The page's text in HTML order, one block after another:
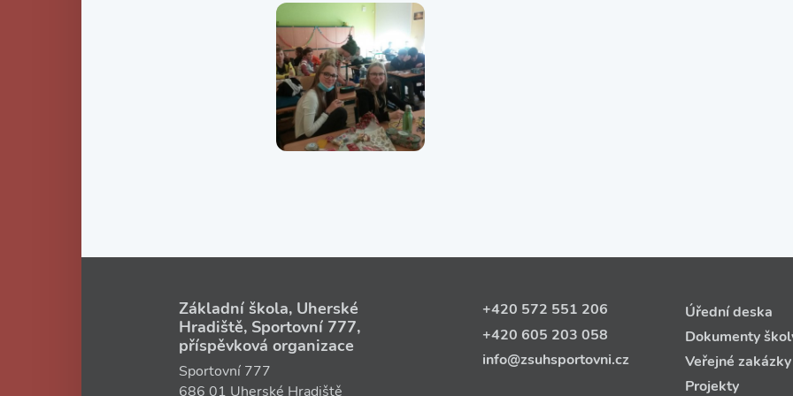
Základní škola, Uherské
Hradiště, Sportovní 777,
příspěvková organizace
Sportovní 777
686 01 Uherské Hradiště
+420 572 551 206
+420 605 203 058
info@zsuhsportovni.cz
Úřední deska
Dokumenty
Veřejné zakázky
Projekty